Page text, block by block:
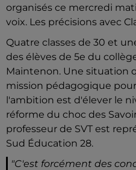
organisés ce mercredi
voix. Les précisions avec
Quatre classes de 30 et
des élèves de 5e du
Maintenon. Une situation
mission pédagogique
l'ambition est d'élever le
réforme du choc des
professeur de SVT est
Sud Éducation 28.
"C'est forcément des